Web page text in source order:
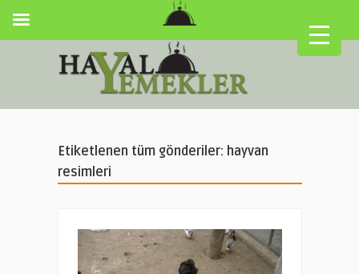
Etiketlenen tüm gönderiler: hayvan
resimleri